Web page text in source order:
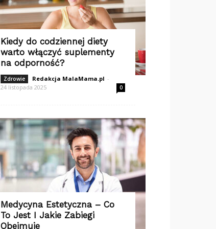
Kiedy do codziennej diety
warto włączyć suplementy
na odporność?
Zdrowie Redakcja MalaMama.pl -
24 listopada 2025
0
Medycyna Estetyczna – Co
To Jest I Jakie Zabiegi
Obejmuje